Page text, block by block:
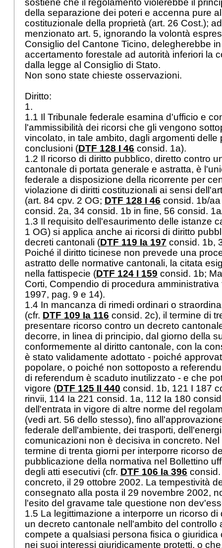
sostiene che il regolamento violerebbe il
della separazione dei poteri e accenna pure
costituzionale della proprietà (art. 26 Cost.);
menzionato art. 5, ignorando la volontà
Consiglio del Cantone Ticino, delegherebbe
accertamento forestale ad autorità inferiori la
dalla legge al Consiglio di Stato.
Non sono state chieste osservazioni.
Diritto:
1.
1.1 Il Tribunale federale esamina d'ufficio e
l'ammissibilità dei ricorsi che gli vengono
vincolato, in tale ambito, dagli argomenti delle
conclusioni (DTF 128 I 46 consid. 1a).
1.2 Il ricorso di diritto pubblico, diretto contro
cantonale di portata generale e astratta, è
federale a disposizione della ricorrente per
violazione di diritti costituzionali ai sensi dell'
(art. 84 cpv. 2 OG; DTF 128 I 46 consid. 1b/
consid. 2a, 34 consid. 1b in fine, 56 consid.
1.3 Il requisito dell'esaurimento delle istanze
1 OG) si applica anche ai ricorsi di diritto
decreti cantonali (DTF 119 Ia 197 consid. 1b,
Poiché il diritto ticinese non prevede una
astratto delle normative cantonali, la citata
nella fattispecie (DTF 124 I 159 consid. 1b;
Corti, Compendio di procedura
1997, pag. 9 e 14).
1.4 In mancanza di rimedi ordinari o
(cfr. DTF 109 Ia 116 consid. 2c), il termine di
presentare ricorso contro un decreto
decorre, in linea di principio, dal giorno della
conformemente al diritto cantonale, con la
è stato validamente adottato - poiché
popolare, o poiché non sottoposto a
di referendum è scaduto inutilizzato - e che
vigore (DTF 125 II 440 consid. 1b, 121 I 187
rinvii, 114 Ia 221 consid. 1a, 112 Ia 180
dell'entrata in vigore di altre norme del
(vedi art. 56 dello stesso), fino
federale dell'ambiente, dei trasporti,
comunicazioni non è decisiva in concreto.
termine di trenta giorni per interporre ricorso
pubblicazione della normativa nel Bollettino
degli atti esecutivi (cfr. DTF 106 Ia 396
concreto, il 29 ottobre 2002. La tempestività
consegnato alla posta il 29 novembre 2002,
l'esito del gravame tale questione non
1.5 La legittimazione a interporre un ricorso
un decreto cantonale nell'ambito del controllo
compete a qualsiasi persona fisica o giuridica
nei suoi interessi giuridicamente protetti, o